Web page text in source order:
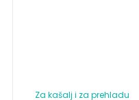
Za kašalj i za prehladu